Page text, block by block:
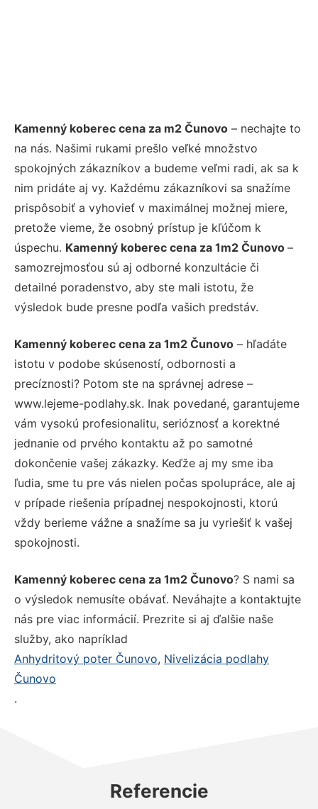
Kamenný koberec cena za m2 Čunovo – nechajte to
na nás. Našimi rukami prešlo veľké množstvo
spokojných zákazníkov a budeme veľmi radi, ak sa k
nim pridáte aj vy. Každému zákazníkovi sa snažíme
prispôsobiť a vyhovieť v maximálnej možnej miere,
pretože vieme, že osobný prístup je kľúčom k
úspechu. Kamenný koberec cena za 1m2 Čunovo –
samozrejmosťou sú aj odborné konzultácie či
detailné poradenstvo, aby ste mali istotu, že
výsledok bude presne podľa vašich predstáv.
Kamenný koberec cena za 1m2 Čunovo – hľadáte
istotu v podobe skúseností, odbornosti a
precíznosti? Potom ste na správnej adrese –
www.lejeme-podlahy.sk. Inak povedané, garantujeme
vám vysokú profesionalitu, serióznosť a korektné
jednanie od prvého kontaktu až po samotné
dokončenie vašej zákazky. Keďže aj my sme iba
ľudia, sme tu pre vás nielen počas spolupráce, ale aj
v prípade riešenia prípadnej nespokojnosti, ktorú
vždy berieme vážne a snažíme sa ju vyriešiť k vašej
spokojnosti.
Kamenný koberec cena za 1m2 Čunovo? S nami sa
o výsledok nemusíte obávať. Neváhajte a kontaktujte
nás pre viac informácií. Prezrite si aj ďalšie naše
služby, ako napríklad
Anhydritový poter Čunovo, Nivelizácia podlahy
Čunovo
.
Referencie